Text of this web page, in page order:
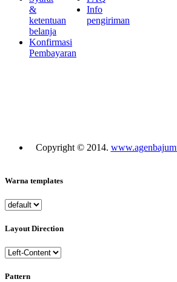
&
ketentuan
belanja
Konfirmasi
Pembayaran
Info
pengiriman
Copyright © 2014.
Warna templates
Layout Direction
Pattern